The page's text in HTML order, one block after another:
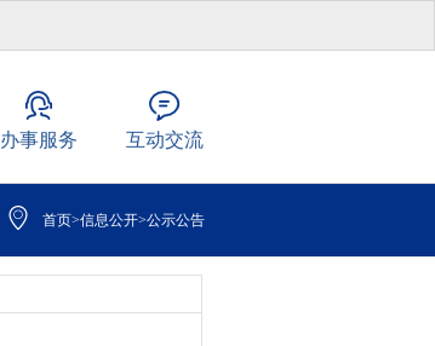
办事服务 互动交流
首页>信息公开>公示公告